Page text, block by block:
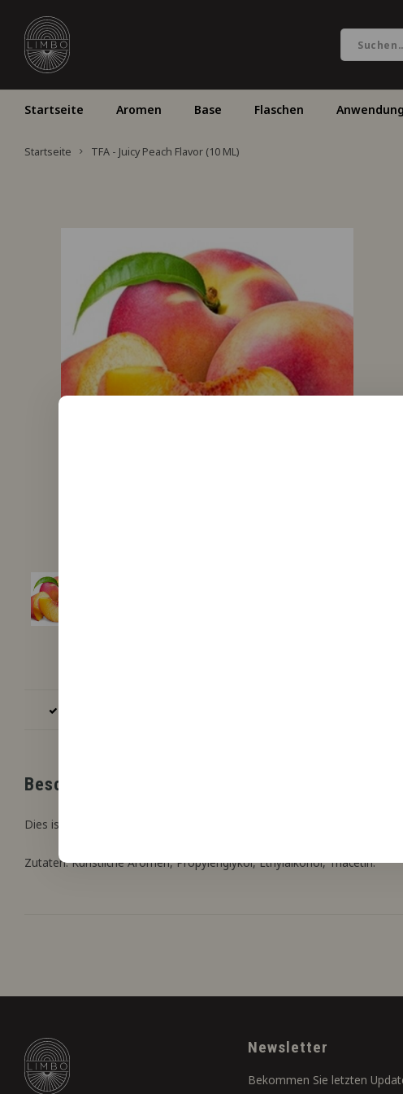
Startseite Aromen Base Flaschen
Startseite TFA - Juicy Peach Flavor (10 ML)
Beschreibung
Dies ist unser neuer Pfirsich, der einen „reiferen“ Charakter hat als unser
Zutaten: Künstliche Aromen, Propylenglykol, Ethylalkohol, Triacetin.
Newsletter
Bekommen Sie letzten